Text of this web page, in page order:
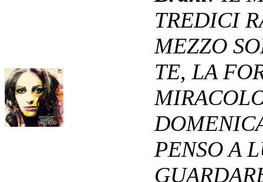
TREDICI
MEZZO
TE, LA
PENSO A